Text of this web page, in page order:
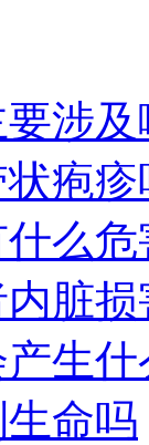
涉
疱疹
么危
脏
生
命吗